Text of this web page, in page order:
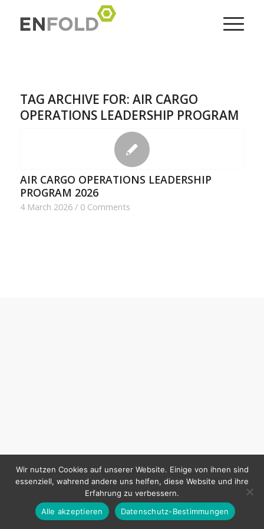
TAG ARCHIVE FOR: AIR CARGO
OPERATIONS LEADERSHIP PROGRAM
AIR CARGO OPERATIONS LEADERSHIP
PROGRAM 2026
4 March 2026 / 0 Comments
Wir nutzen Cookies auf unserer Website. Einige von ihnen sind
essenziell, wahrend andere uns helfen, diese Website und ihre
Erfahrung zu verbessern.
Alle akzeptieren
Datenschutz-Bestimmungen